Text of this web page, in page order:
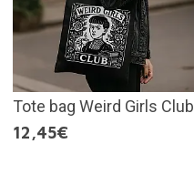
Tote bag Weird Girls Club
12,45€